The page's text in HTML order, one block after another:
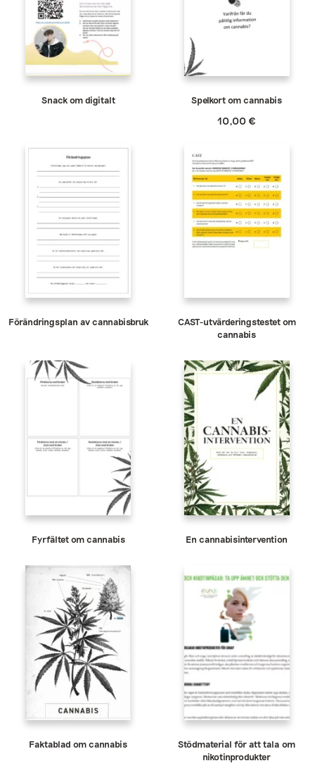
Snack om digitalt Spelkort om cannabis
10,00 €
Förändringsplan av cannabisbruk
CAST-utvärderingstestet om
cannabis
Fyrfältet om cannabis En cannabisintervention
Faktablad om cannabis
Stödmaterial för att tala om
nikotinprodukter